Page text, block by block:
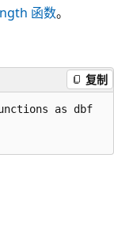
函数。
复制
as dbf